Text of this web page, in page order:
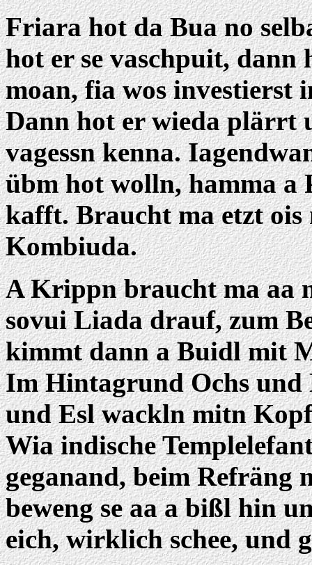
Friara hot da Bua no
hot er se vaschpuit,
moan, fia wos investierst
Dann hot er wieda plärrt
vagessn kenna.
übm hot wolln, hamma a
kafft. Braucht ma etzt ois
Kombiuda.
A Krippn braucht ma aa
sovui Liada drauf, zum
kimmt dann a Buidl mit
Im Hintagrund Ochs und
und Esl wackln mitn
Wia indische
geganand, beim Refräng
beweng se aa a bißl hin
eich, wirklich schee, und